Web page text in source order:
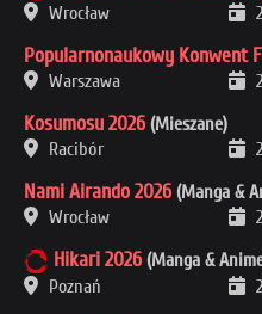
Wrocław
Popularnonaukowy Konwent
Warszawa
Kosumosu 2026 (Mieszane)
Racibór
Nami Airando 2026 (Manga &
Wrocław
Hikari 2026 (Manga &
Poznań